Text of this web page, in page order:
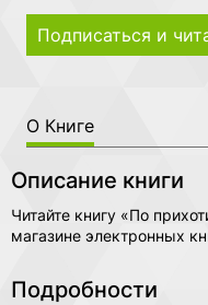
Подписаться и
О Книге
Описание книги
Читайте книгу «По
магазине электронных
Подробности